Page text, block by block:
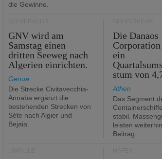
die Gewinne.
GNV wird am
Samstag einen
dritten Seeweg nach
Algerien einrichten.
Genua
Die Strecke Civitavecchia-
Annaba ergänzt die
bestehenden Strecken von
Sète nach Algier und
Bejaia.
Die Danaos
ein
stum von
Athen
Das Segment
stabil.
leisten
Beitrag.